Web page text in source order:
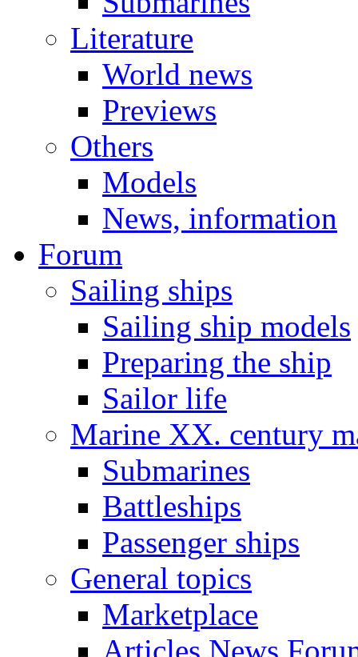
Literature
World news
Previews
Others
Models
News, information
Forum
Sailing ships
Sailing ship models
Preparing the ship
Sailor life
Marine XX. century
Submarines
Battleships
Passenger ships
General topics
Marketplace
Articles News